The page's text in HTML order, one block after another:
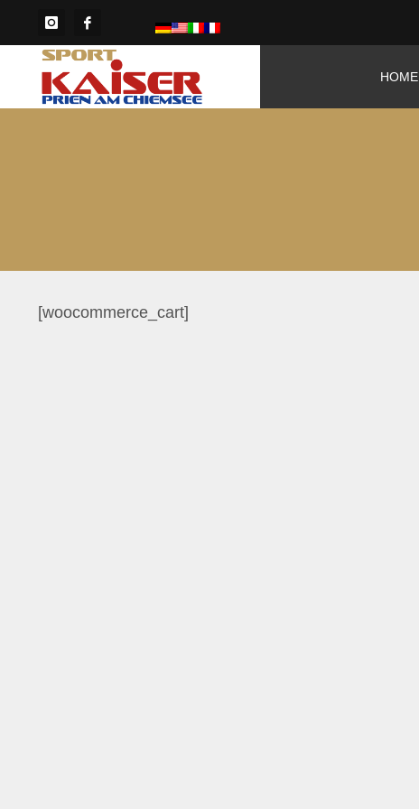
HOME
[woocommerce_cart]